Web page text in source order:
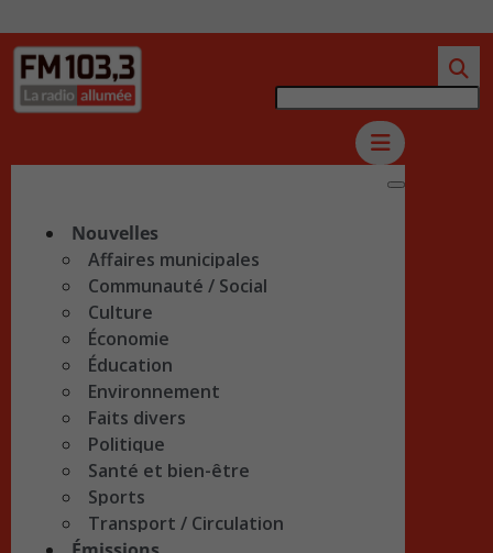
Nouvelles
Affaires municipales
Communauté / Social
Culture
Économie
Éducation
Environnement
Faits divers
Politique
Santé et bien-être
Sports
Transport / Circulation